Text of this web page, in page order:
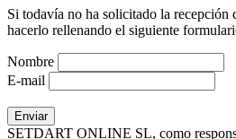
Si todavía no ha solicitado la recepción
hacerlo rellenando el siguiente
Nombre
E-mail
SETDART ONLINE SL, como